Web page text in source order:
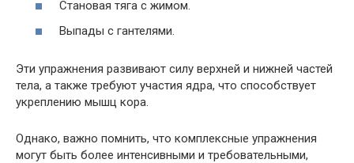
Становая тяга с жимом.
Выпады с гантелями.
Эти упражнения развивают силу верхней и нижней частей
тела, а также требуют участия ядра, что способствует
укреплению мышц кора.
Однако, важно помнить, что комплексные упражнения
могут быть более интенсивными и требовательными,